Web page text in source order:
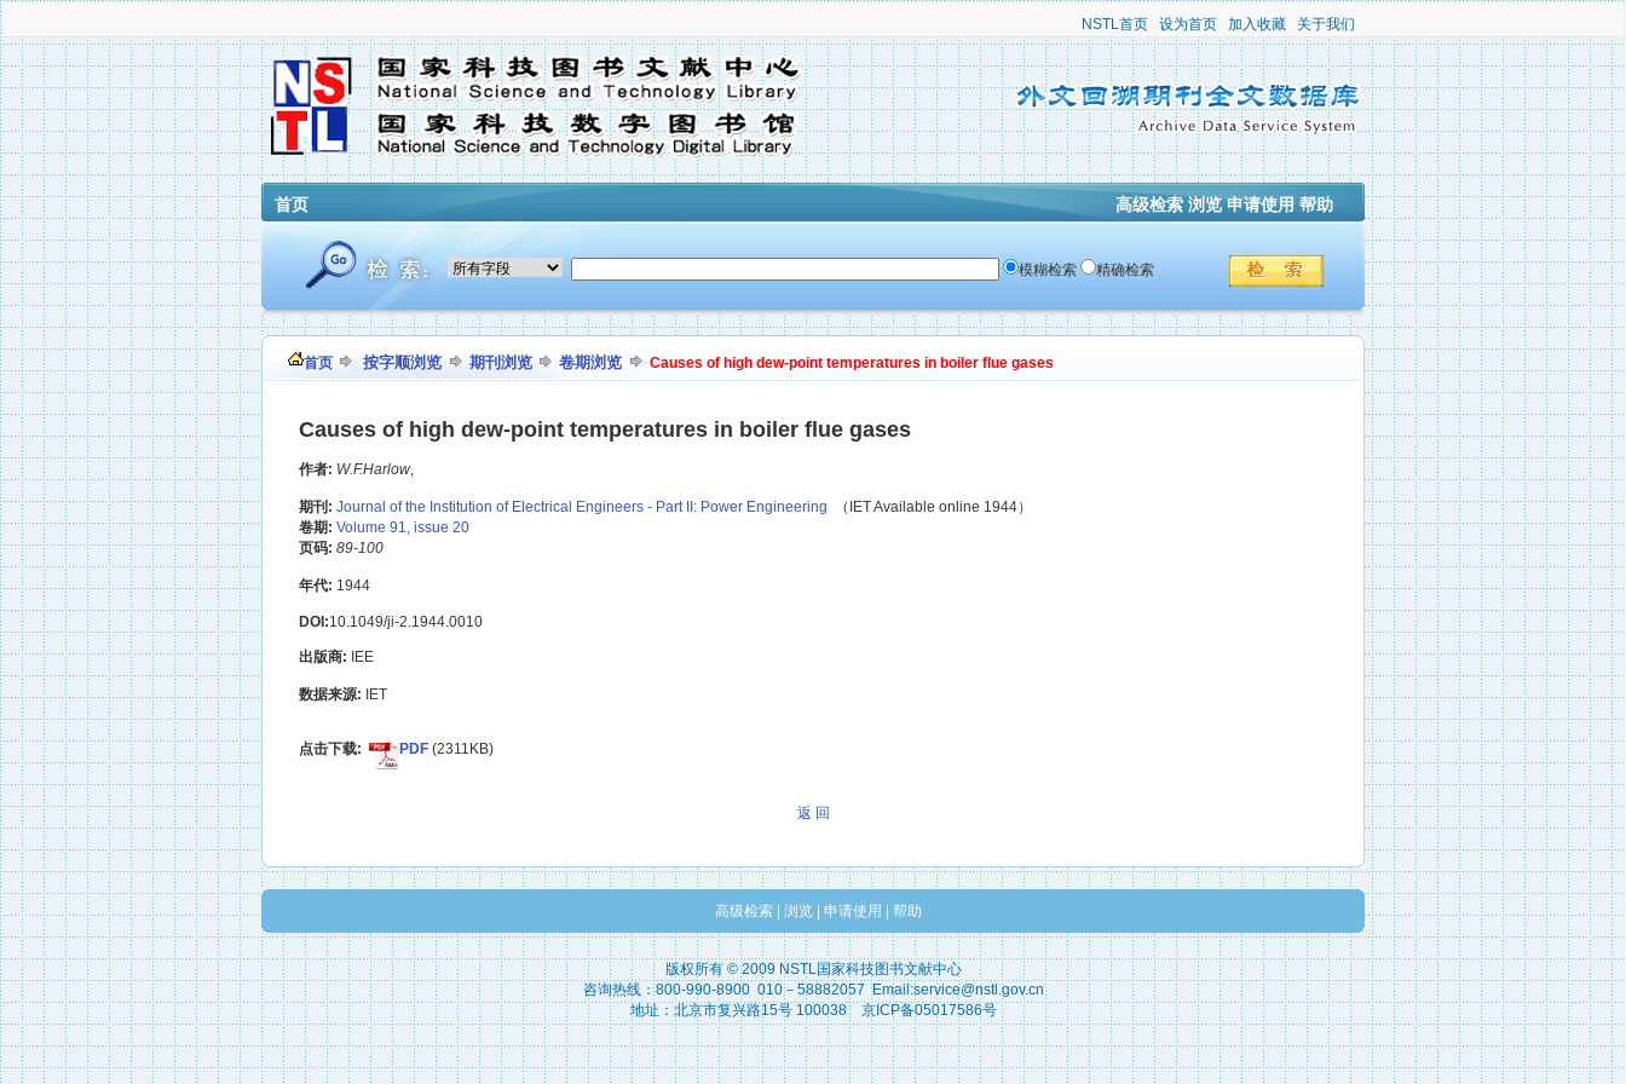
NSTL首页 设为首页 加入收藏 关于我们
首页 高级检索 浏览 申请使用 帮助
模糊检索 精确检索
首页 按字顺浏览 期刊浏览 卷期浏览 Causes of high dew-point temperatures in boiler flue gases
Causes of high dew-point temperatures in boiler flue gases
作者: W.F.Harlow,
期刊: Journal of the Institution of Electrical Engineers - Part II: Power Engineering （IET Available online 1944）
卷期: Volume 91, issue 20
页码: 89-100
年代: 1944
DOI:10.1049/ji-2.1944.0010
出版商: IEE
数据来源: IET
点击下载: PDF (2311KB)
返 回
高级检索| 浏览| 申请使用 帮助
版权所有 © 2009 NSTL国家科技图书文献中心
咨询热线：800-990-8900 010－58882057 Email:service@nstl.gov.cn
地址：北京市复兴路15号 100038 京ICP备05017586号